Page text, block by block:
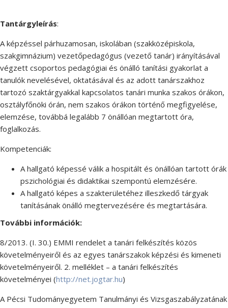
Tantárgyleírás:
A képzéssel párhuzamosan, iskolában (szakközépiskola,
szakgimnázium) vezetőpedagógus (vezető tanár) irányításával
végzett csoportos pedagógiai és önálló tanítási gyakorlat a
tanulók nevelésével, oktatásával és az adott tanárszakhoz
tartozó szaktárgyakkal kapcsolatos tanári munka szakos órákon,
osztályfőnöki órán, nem szakos órákon történő megfigyelése,
elemzése, továbbá legalább 7 önállóan megtartott óra,
foglalkozás.
Kompetenciák:
A hallgató képessé válik a hospitált és önállóan tartott órák
pszichológiai és didaktikai szempontú elemzésére.
A hallgató képes a szakterületéhez illeszkedő tárgyak
tanításának önálló megtervezésére és megtartására.
További információk:
8/2013. (I. 30.) EMMI rendelet a tanári felkészítés közös
követelményeiről és az egyes tanárszakok képzési és kimeneti
követelményeiről. 2. melléklet – a tanári felkészítés
követelményei (http://net.jogtar.hu)
A Pécsi Tudományegyetem Tanulmányi és Vizsgaszabályzatának